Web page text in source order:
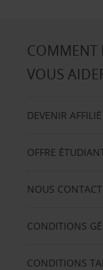
COMMENT
VOUS
DEVENIR AFFILIÉ
OFFRE
NOUS
CONDITIONS
CONDITIONS